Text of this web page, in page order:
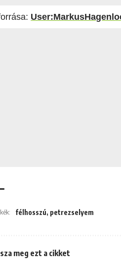
félhosszú, petrezselyem
meg ezt a cikket